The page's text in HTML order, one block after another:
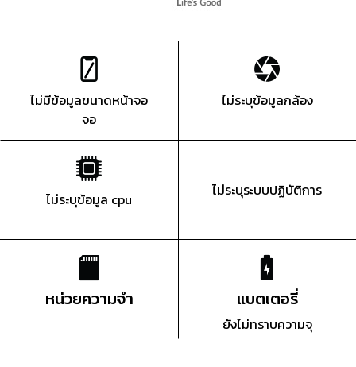
ไม่มีข้อมูลขนาดหน้าจอ
จอ
ไม่ระบุข้อมูลกล้อง
ไม่ระบุข้อมูล cpu ไม่ระบุระบบปฏิบัติการ
หน่วยความจำ แบตเตอรี่
ยังไม่ทราบความจุ